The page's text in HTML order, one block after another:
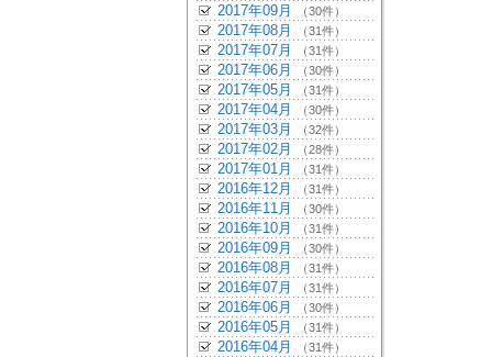
2017年09月 （30件）
2017年08月 （31件）
2017年07月 （31件）
2017年06月 （30件）
2017年05月 （31件）
2017年04月 （30件）
2017年03月 （32件）
2017年02月 （28件）
2017年01月 （31件）
2016年12月 （31件）
2016年11月 （30件）
2016年10月 （31件）
2016年09月 （30件）
2016年08月 （31件）
2016年07月 （31件）
2016年06月 （30件）
2016年05月 （31件）
2016年04月 （31件）